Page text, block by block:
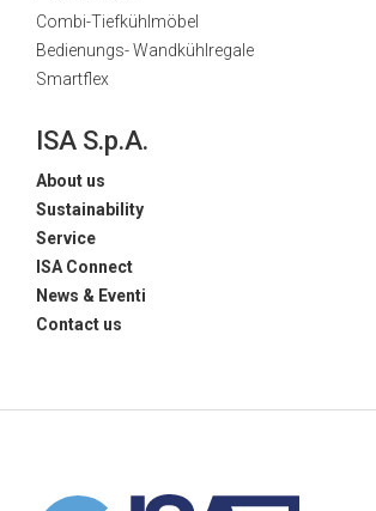
Combi-Tiefkühlmöbel
Bedienungs- Wandkühlregale
Smartflex
ISA S.p.A.
About us
Sustainability
Service
ISA Connect
News & Eventi
Contact us